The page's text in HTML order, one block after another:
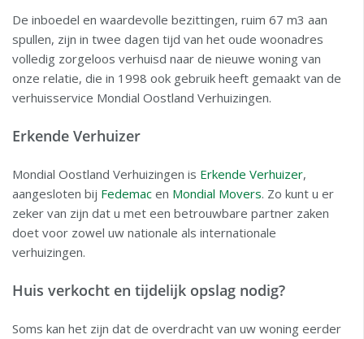
De inboedel en waardevolle bezittingen, ruim 67 m3 aan
spullen, zijn in twee dagen tijd van het oude woonadres
volledig zorgeloos verhuisd naar de nieuwe woning van
onze relatie, die in 1998 ook gebruik heeft gemaakt van de
verhuisservice Mondial Oostland Verhuizingen.
Erkende Verhuizer
Mondial Oostland Verhuizingen is Erkende Verhuizer,
aangesloten bij Fedemac en Mondial Movers. Zo kunt u er
zeker van zijn dat u met een betrouwbare partner zaken
doet voor zowel uw nationale als internationale
verhuizingen.
Huis verkocht en tijdelijk opslag nodig?
Soms kan het zijn dat de overdracht van uw woning eerder